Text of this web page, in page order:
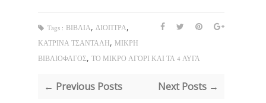
Tags : ΒΙΒΛΙΑ, ΔΙΟΠΤΡΑ,
ΚΑΤΡΙΝΑ ΤΣΑΝΤΑΛΗ, ΜΙΚΡΗ
ΒΙΒΛΙΟΦΑΓΟΣ, ΤΟ ΜΙΚΡΟ ΑΓΟΡΙ ΚΑΙ ΤΑ 4 ΑΥΓΑ
← Previous Posts Next Posts →